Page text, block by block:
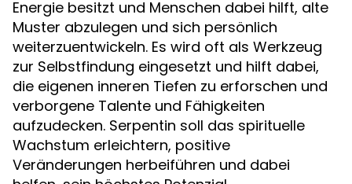
Energie besitzt und Menschen dabei hilft, alte
Muster abzulegen und sich persönlich
weiterzuentwickeln. Es wird oft als Werkzeug
zur Selbstfindung eingesetzt und hilft dabei,
die eigenen inneren Tiefen zu erforschen und
verborgene Talente und Fähigkeiten
aufzudecken. Serpentin soll das spirituelle
Wachstum erleichtern, positive
Veränderungen herbeiführen und dabei